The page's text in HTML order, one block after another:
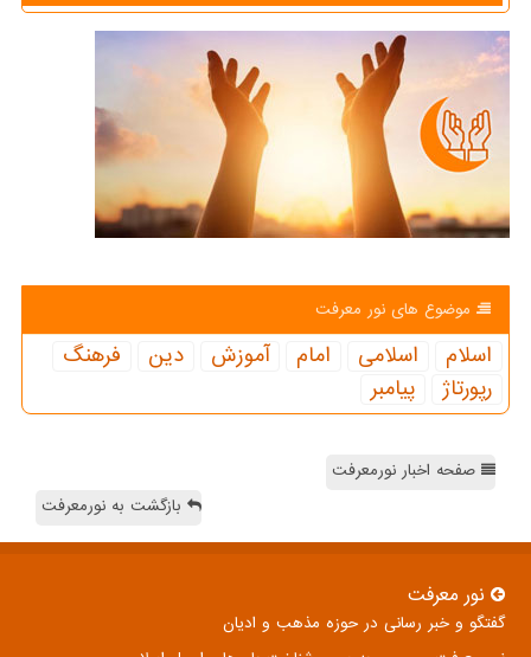
موضوع های نور معرفت
اسلام اسلامی امام آموزش دین
فرهنگ
رپورتاژ
پیامبر
صفحه اخبار نورمعرفت
بازگشت به نورمعرفت
نور معرفت
گفتگو و خبر رسانی در حوزه مذهب و ادیان